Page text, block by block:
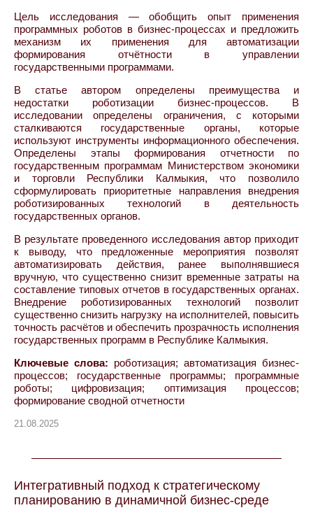
Цель исследования — обобщить опыт применения
программных роботов в бизнес-процессах и предложить
механизм их применения для автоматизации
формирования отчётности в управлении
государственными программами.
В статье автором определены преимущества и
недостатки роботизации бизнес-процессов. В
исследовании определены ограничения, с которыми
сталкиваются государственные органы, которые
используют инструменты информационного обеспечения.
Определены этапы формирования отчетности по
государственным программам Министерством экономики
и торговли Республики Калмыкия, что позволило
сформулировать приоритетные направления внедрения
роботизированных технологий в деятельность
государственных органов.
В результате проведенного исследования автор приходит
к выводу, что предложенные мероприятия позволят
автоматизировать действия, ранее выполнявшиеся
вручную, что существенно снизит временные затраты на
составление типовых отчетов в государственных органах.
Внедрение роботизированных технологий позволит
существенно снизить нагрузку на исполнителей, повысить
точность расчётов и обеспечить прозрачность исполнения
государственных программ в Республике Калмыкия.
Ключевые слова: роботизация; автоматизация бизнес-
процессов; государственные программы; программные
роботы; цифровизация; оптимизация процессов;
формирование сводной отчетности
21.08.2025
Интегративный подход к стратегическому
планированию в динамичной бизнес-среде